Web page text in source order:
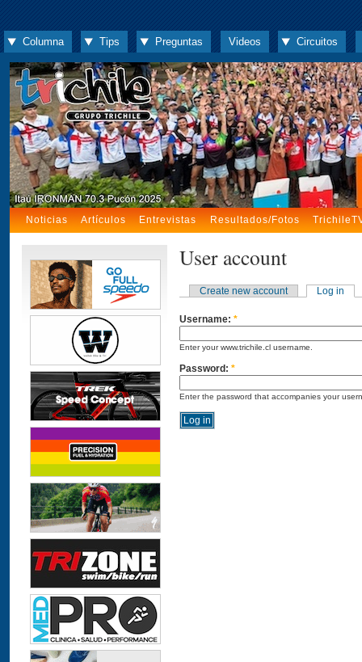
Columna Tips Preguntas Videos Circuitos
Noticias Artículos Entrevistas Resultados/Fotos
User account
Create new account Log in
Username: *
Enter your www.trichile.cl username.
Password: *
Enter the password that accompanies your